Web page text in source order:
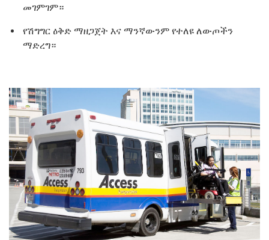
መገምገም።
የሽግግር ዕቅድ ማዘጋጀት እና ማንኛውንም የተለዩ ለውጦችን
ማድረግ።